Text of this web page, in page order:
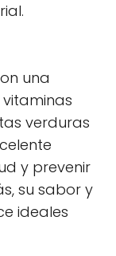
una
verduras
y prevenir
su sabor y
ideales